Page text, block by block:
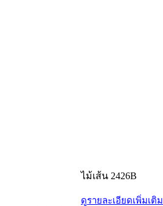
ไม้เส้น 2426B
ดูรายละเอียดเพิ่มเติม